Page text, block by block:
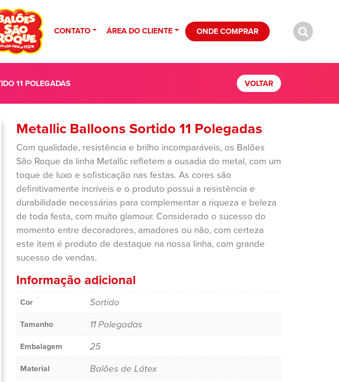
CONTATO ÁREA DO CLIENTE ONDE COMPRAR
11 POLEGADAS VOLTAR
Metallic Balloons Sortido 11 Polegadas
Com qualidade, resistência e brilho incomparáveis, os Balões
São Roque da linha Metallic refletem a ousadia do metal, com um
toque de luxo e sofisticação nas festas. As cores são
definitivamente incríveis e o produto possui a resistência e
durabilidade necessárias para complementar a riqueza e beleza
de toda festa, com muito glamour. Considerado o sucesso do
momento entre decoradores, amadores ou não, com certeza
este item é produto de destaque na nossa linha, com grande
sucesso de vendas.
Informação adicional
Cor Sortido
Tamanho 11 Polegadas
Embalagem 25
Material Balões de Látex